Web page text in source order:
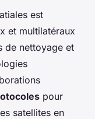
est
et multilatéraux
de nettoyage et
pour
satellites en